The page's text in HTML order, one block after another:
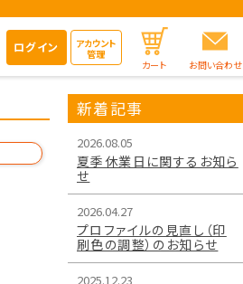
ログイン
アカウント
管理
カート
お問い合わせ
新着記事
2026.08.05
夏季休業日に関するお知ら
せ
2026.04.27
プロファイルの見直し（印
刷色の調整）のお知らせ
2025.12.23